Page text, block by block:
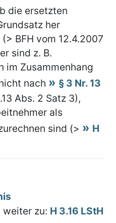
die ersetzten
her
BFH vom 12.4.2007
sind z. B.
im Zusammenhang
nach
§ 3 Nr. 13
Abs. 2 Satz 3),
als
sind (>
H
weiter zu: H 3.16 LStH